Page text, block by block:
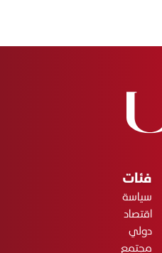
فئات
سياسة
اقتصاد
دولي
مجتمع